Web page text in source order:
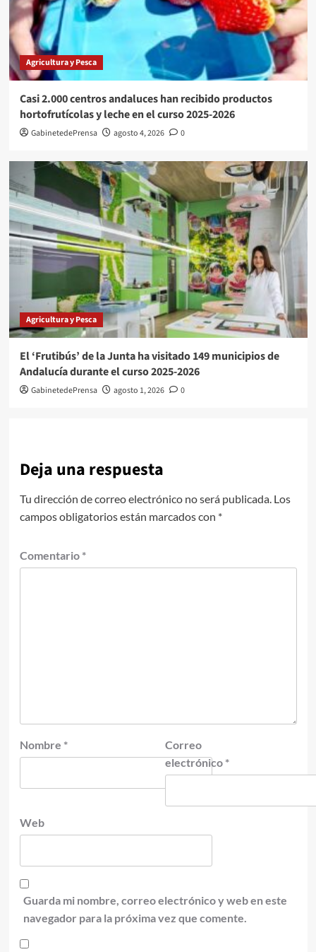
Agricultura y Pesca
Casi 2.000 centros andaluces han recibido productos
hortofrutícolas y leche en el curso 2025-2026
GabinetedePrensa agosto 4, 2026 0
Agricultura y Pesca
El ‘Frutibús’ de la Junta ha visitado 149 municipios de
Andalucía durante el curso 2025-2026
GabinetedePrensa agosto 1, 2026 0
Deja una respuesta
Tu dirección de correo electrónico no será publicada. Los
campos obligatorios están marcados con *
Comentario *
Nombre *
Correo
electrónico *
Web
Guarda mi nombre, correo electrónico y web en este
navegador para la próxima vez que comente.